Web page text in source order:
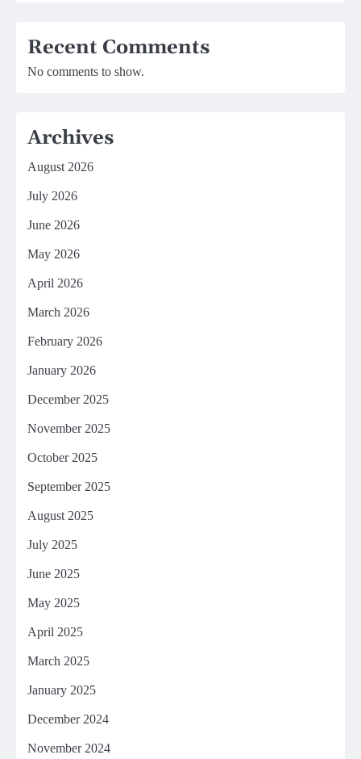
Recent Comments
No comments to show.
Archives
August 2026
July 2026
June 2026
May 2026
April 2026
March 2026
February 2026
January 2026
December 2025
November 2025
October 2025
September 2025
August 2025
July 2025
June 2025
May 2025
April 2025
March 2025
January 2025
December 2024
November 2024